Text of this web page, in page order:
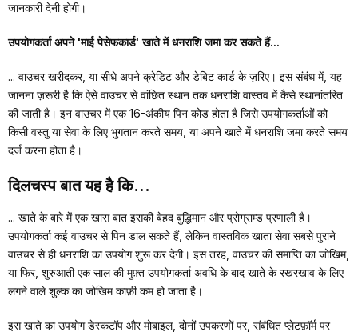
जानकारी देनी होगी।
उपयोगकर्ता अपने 'माई पेसेफकार्ड' खाते में धनराशि जमा कर सकते हैं...
... वाउचर खरीदकर, या सीधे अपने क्रेडिट और डेबिट कार्ड के ज़रिए। इस संबंध में, यह
जानना ज़रूरी है कि ऐसे वाउचर से वांछित स्थान तक धनराशि वास्तव में कैसे स्थानांतरित
की जाती है। इन वाउचर में एक 16-अंकीय पिन कोड होता है जिसे उपयोगकर्ताओं को
किसी वस्तु या सेवा के लिए भुगतान करते समय, या अपने खाते में धनराशि जमा करते समय
दर्ज करना होता है।
दिलचस्प बात यह है कि...
... खाते के बारे में एक खास बात इसकी बेहद बुद्धिमान और प्रोग्राम्ड प्रणाली है।
उपयोगकर्ता कई वाउचर से पिन डाल सकते हैं, लेकिन वास्तविक खाता सेवा सबसे पुराने
वाउचर से ही धनराशि का उपयोग शुरू कर देगी। इस तरह, वाउचर की समाप्ति का जोखिम,
या फिर, शुरुआती एक साल की मुफ़्त उपयोगकर्ता अवधि के बाद खाते के रखरखाव के लिए
लगने वाले शुल्क का जोखिम काफ़ी कम हो जाता है।
इस खाते का उपयोग डेस्कटॉप और मोबाइल, दोनों उपकरणों पर, संबंधित प्लेटफ़ॉर्म पर